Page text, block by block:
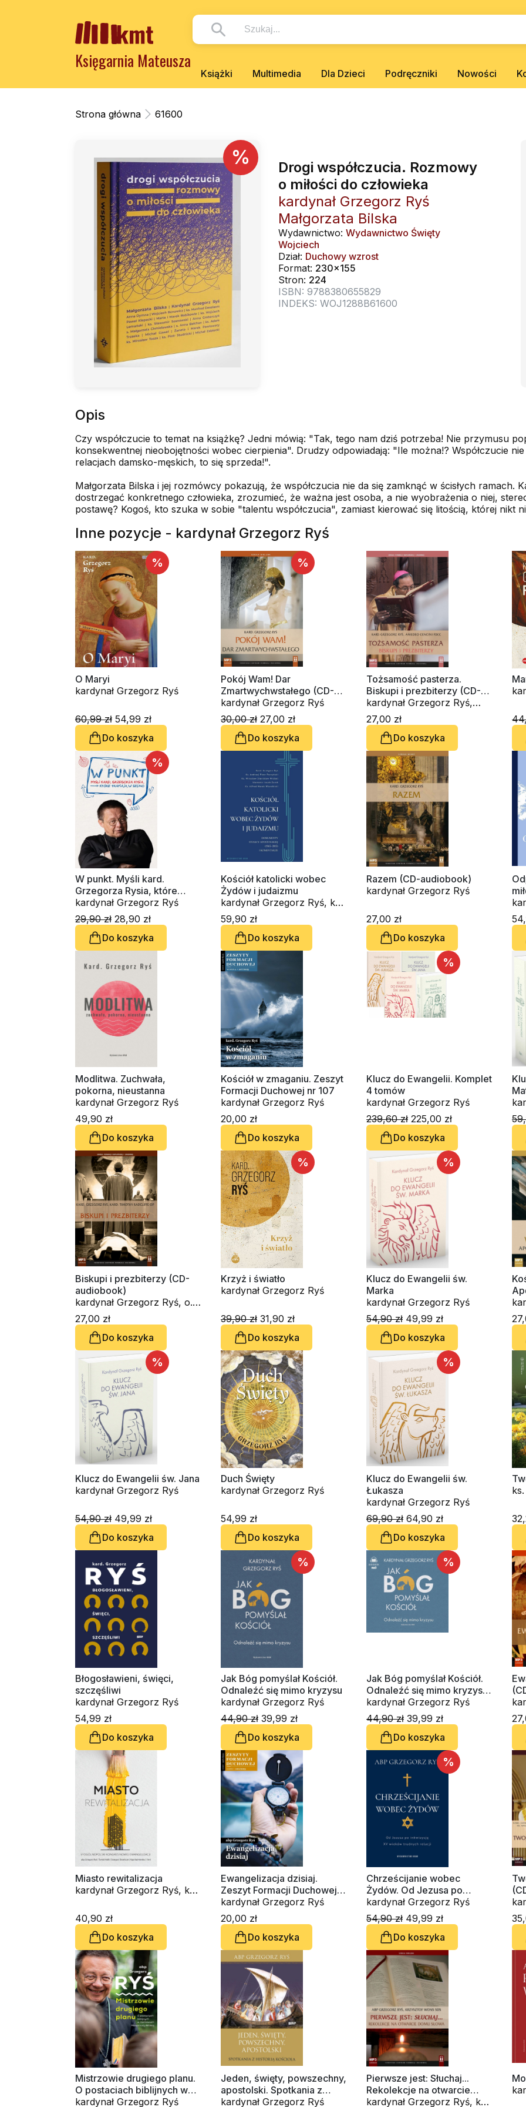
Księgarnia Mateusza
Książki Multimedia Dla Dzieci Podręczniki Nowości
Strona główna 61600
%
Drogi współczucia. Rozmowy
o miłości do człowieka
kardynał Grzegorz Ryś
Małgorzata Bilska
Wydawnictwo: Wydawnictwo Święty
Wojciech
Dział: Duchowy wzrost
Format: 230x155
Stron: 224
ISBN: 9788380655829
INDEKS: WOJ1288B61600
Opis
Czy współczucie to temat na książkę? Jedni mówią: "Tak, tego nam dziś potrzeba! Nie przymusu
konsekwentnej nieobojętności wobec cierpienia". Drudzy odpowiadają: "Ile można!? Współczucie
relacjach damsko-męskich, to się sprzeda!".
Małgorzata Bilska i jej rozmówcy pokazują, że współczucia nie da się zamknąć w ścisłych ramach.
dostrzegać konkretnego człowieka, zrozumieć, że ważna jest osoba, a nie wyobrażenia o niej,
postawę? Kogoś, kto szuka w sobie "talentu współczucia", zamiast kierować się litością, której nikt
Inne pozycje - kardynał Grzegorz Ryś
%
O Maryi
kardynał Grzegorz Ryś
60,99 zł 54,99 zł
Do koszyka
%
Pokój Wam! Dar
Zmartwychwstałego (CD-
audiobook)
kardynał Grzegorz Ryś
30,00 zł 27,00 zł
Do koszyka
Tożsamość pasterza.
Biskupi i prezbiterzy (CD-
audiobook)
kardynał Grzegorz Ryś,
Amedeo Cencini FdCC
27,00 zł
Do koszyka
%
W punkt. Myśli kard.
Grzegorza Rysia, które
trafiają w sedno
kardynał Grzegorz Ryś
29,90 zł 28,90 zł
Do koszyka
Kościół katolicki wobec
Żydów i judaizmu
kardynał Grzegorz Ryś, ks.
Andrzej Perzyński, ks.
Mirosław Stanisław Wróbel,
Sławomir Jacek Żurek, ks.
Alfred Marek Wierzbicki
59,90 zł
Do koszyka
Razem (CD-audiobook)
kardynał Grzegorz Ryś
27,00 zł
Do koszyka
Modlitwa. Zuchwała,
pokorna, nieustanna
kardynał Grzegorz Ryś
49,90 zł
Do koszyka
Kościół w zmaganiu. Zeszyt
Formacji Duchowej nr 107
kardynał Grzegorz Ryś
20,00 zł
Do koszyka
%
Klucz do Ewangelii. Komplet
4 tomów
kardynał Grzegorz Ryś
239,60 zł 225,00 zł
Do koszyka
Biskupi i prezbiterzy (CD-
audiobook)
kardynał Grzegorz Ryś, o.
Timothy Radcliffe OP
27,00 zł
Do koszyka
%
Krzyż i światło
kardynał Grzegorz Ryś
39,90 zł 31,90 zł
Do koszyka
%
Klucz do Ewangelii św.
Marka
kardynał Grzegorz Ryś
54,90 zł 49,99 zł
Do koszyka
%
Klucz do Ewangelii św. Jana
kardynał Grzegorz Ryś
54,90 zł 49,99 zł
Do koszyka
Duch Święty
kardynał Grzegorz Ryś
54,99 zł
Do koszyka
%
Klucz do Ewangelii św.
Łukasza
kardynał Grzegorz Ryś
69,90 zł 64,90 zł
Do koszyka
Raniero
Błogosławieni, święci,
szczęśliwi
kardynał Grzegorz Ryś
54,99 zł
Do koszyka
%
Jak Bóg pomyślał Kościół.
Odnaleźć się mimo kryzysu
kardynał Grzegorz Ryś
44,90 zł 39,99 zł
Do koszyka
%
Jak Bóg pomyślał Kościół.
Odnaleźć się mimo kryzysu
(CD-MP3-audiobook)kardynał Grzegorz Ryś
44,90 zł 39,99 zł
Do koszyka
Miasto rewitalizacja
kardynał Grzegorz Ryś, ks.
Kaźmierska, - -
40,90 zł
Do koszyka
Ewangelizacja dzisiaj.
Zeszyt Formacji Duchowej
nr 100
kardynał Grzegorz Ryś
20,00 zł
Do koszyka
%
Chrześcijanie wobec
Żydów. Od Jezusa po
inkwizycję. XV wieków
trudnych relacji
kardynał Grzegorz Ryś
54,90 zł 49,99 zł
Do koszyka
Mistrzowie drugiego planu.
O postaciach biblijnych w
rozmowach z Małgorzatą
kardynał Grzegorz Ryś
Jeden, święty, powszechny,
apostolski. Spotkania z
historią Kościoła
kardynał Grzegorz Ryś
Pierwsze jest: Słuchaj...
Rekolekcje na otwarcie
Domu Słowa (CD-
kardynał Grzegorz Ryś, ks.